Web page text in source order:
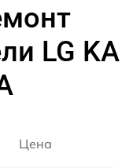
LG KA
Цена